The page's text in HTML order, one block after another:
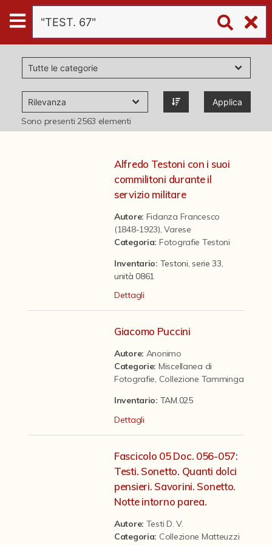
Digital
Humanities
Donazioni
Pubblicazioni
Il progetto Digital Humanities
Applica
Sono presenti2563 elementi
Alfredo Testoni con i suoi
commilitoni durante il
servizio militare
Autore: Fidanza Francesco
(1848-1923), Varese
Categoria: Fotografie Testoni
Inventario: Testoni, serie 33,
unità 0861
Dettagli
Giacomo Puccini
Autore: Anonimo
Categorie: Miscellanea di
Fotografie, Collezione Tamminga
Inventario: TAM.025
Dettagli
Fascicolo 05 Doc. 056-057:
Testi. Sonetto. Quanti dolci
pensieri. Savorini. Sonetto.
Notte intorno parea.
Autore: Testi D. V.
Categoria: Collezione Matteuzzi